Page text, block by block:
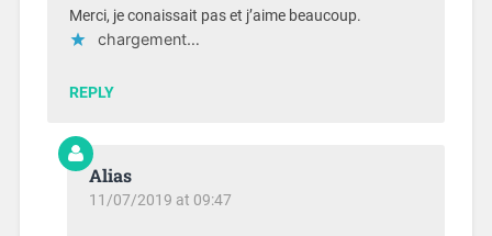
Merci, je conaissait pas et j’aime beaucoup.
chargement…
REPLY
Alias
11/07/2019 at 09:47